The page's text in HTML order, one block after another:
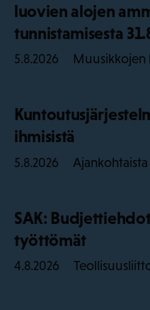
luovien alojen
tunnistamisesta
5.8.2026 Muusikkojen
ihmisistä
5.8.2026 Ajankohtaista
SAK:
työttömät
4.8.2026